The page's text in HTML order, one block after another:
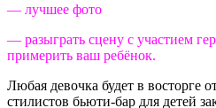
— лучшее фото
— разыграть сцену с участием
примерить ваш ребёнок.
Любая девочка будет в восторге
стилистов бьюти-бар для детей